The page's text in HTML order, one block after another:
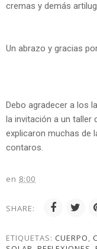
cremas y demás
Un abrazo y gracias
Debo agradecer a los
la invitación a un taller
explicaron muchas de
contaros.
en 8:00
SHARE:
ETIQUETAS: CUERPO,